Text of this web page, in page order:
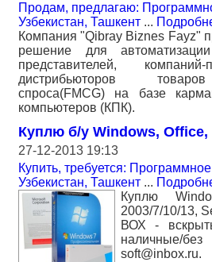
Продам, предлагаю:
Узбекистан, Ташкент ...
Компания "Qibray Biznes Fayz"
решение для
представителей,
дистрибьюторов
спроса(FMCG) на базе
компьютеров (КПК).
Куплю б/у Windows, Office,
27-12-2013 19:13
Купить, требуется:
Узбекистан, Ташкент ...
Куплю
2003/7/10/13,
ВОХ -
наличные/
soft@inbox.ru.